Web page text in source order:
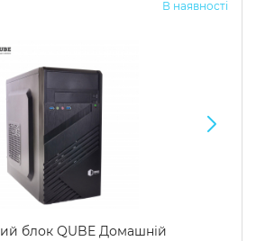
В наявності
блок QUBE Домашній